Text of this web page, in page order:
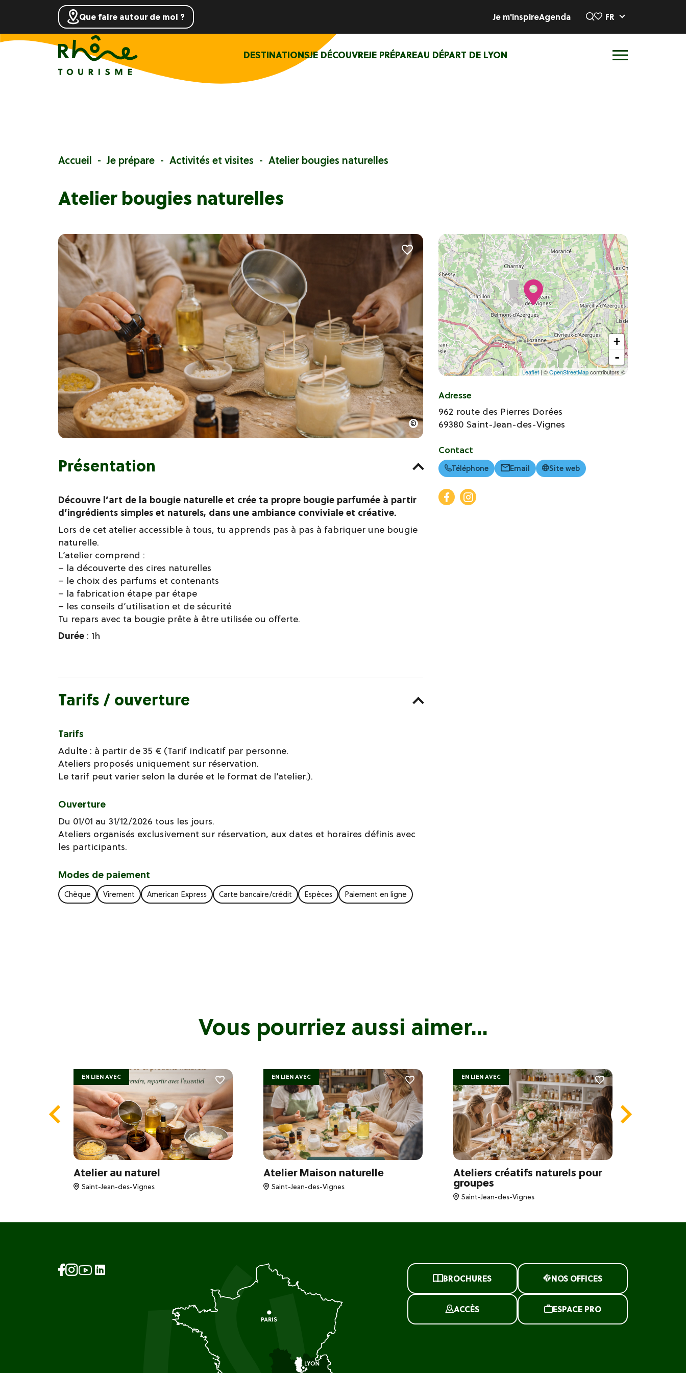
DESTINATIONSJE DÉCOUVREJE PRÉPAREAU DÉPART DE LYON
Que faire autour de moi ? Je m'inspireAgenda FR
Accueil Je prépare Activités et visites Atelier bougies naturelles
Atelier bougies naturelles
Présentation
Découvre l’art de la bougie naturelle et crée ta propre bougie parfumée à partir
d’ingrédients simples et naturels, dans une ambiance conviviale et créative.
Lors de cet atelier accessible à tous, tu apprends pas à pas à fabriquer une bougie
naturelle.
L’atelier comprend :
– la découverte des cires naturelles
– le choix des parfums et contenants
– la fabrication étape par étape
– les conseils d’utilisation et de sécurité
Tu repars avec ta bougie prête à être utilisée ou offerte.
Durée : 1h
Tarifs / ouverture
Tarifs
Adulte : à partir de 35 € (Tarif indicatif par personne.
Ateliers proposés uniquement sur réservation.
Le tarif peut varier selon la durée et le format de l’atelier.).
Ouverture
Du 01/01 au 31/12/2026 tous les jours.
Ateliers organisés exclusivement sur réservation, aux dates et horaires définis avec
les participants.
Modes de paiement
Chèque Virement American Express Carte bancaire/crédit Espèces Paiement en ligne
+
-
Leaflet | ©OpenStreetMapcontributors ©
Adresse
962 route des Pierres Dorées
69380 Saint-Jean-des-Vignes
Contact
Téléphone Email Site web
Vous pourriez aussi aimer...
Atelier au naturel
Saint-Jean-des-Vignes
EN LIEN AVEC
Atelier Maison naturelle
Saint-Jean-des-Vignes
EN LIEN AVEC
Ateliers créatifs naturels pour
groupes
Saint-Jean-des-Vignes
EN LIEN AVEC
BROCHURES
ACCÈS
NOS OFFICES
ESPACE PRO